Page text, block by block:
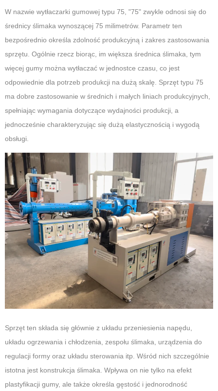
W nazwie wytłaczarki gumowej typu 75, "75" zwykle odnosi się do
średnicy ślimaka wynoszącej 75 milimetrów. Parametr ten
bezpośrednio określa zdolność produkcyjną i zakres zastosowania
sprzętu. Ogólnie rzecz biorąc, im większa średnica ślimaka, tym
więcej gumy można wytłaczać w jednostce czasu, co jest
odpowiednie dla potrzeb produkcji na dużą skalę. Sprzęt typu 75
ma dobre zastosowanie w średnich i małych liniach produkcyjnych,
spełniając wymagania dotyczące wydajności produkcji, a
jednocześnie charakteryzując się dużą elastycznością i wygodą
obsługi.
Sprzęt ten składa się głównie z układu przeniesienia napędu,
układu ogrzewania i chłodzenia, zespołu ślimaka, urządzenia do
regulacji formy oraz układu sterowania itp. Wśród nich szczególnie
istotna jest konstrukcja ślimaka. Wpływa on nie tylko na efekt
plastyfikacji gumy, ale także określa gęstość i jednorodność